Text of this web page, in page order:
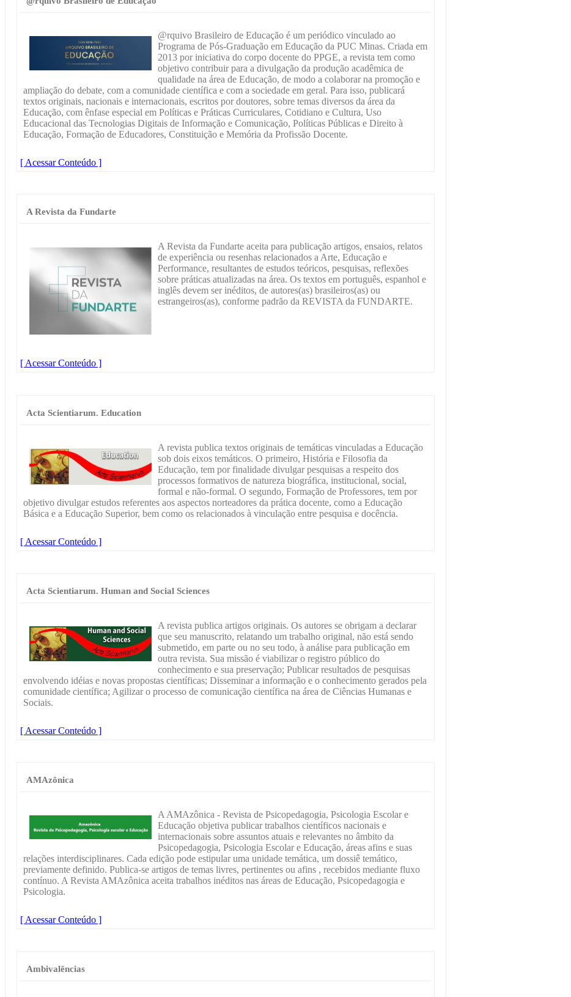
@rquivo Brasileiro de Educação é um periódico vinculado ao
Programa de Pós-Graduação em Educação da PUC Minas. Criada em
2013 por iniciativa do corpo docente do PPGE, a revista tem como
objetivo contribuir para a divulgação da produção acadêmica de
qualidade na área de Educação, de modo a colaborar na promoção e
ampliação do debate, com a comunidade científica e com a sociedade em geral. Para isso, publicará
textos originais, nacionais e internacionais, escritos por doutores, sobre temas diversos da área da
Educação, com ênfase especial em Políticas e Práticas Curriculares, Cotidiano e Cultura, Uso
Educacional das Tecnologias Digitais de Informação e Comunicação, Políticas Públicas e Direito à
Educação, Formação de Educadores, Constituição e Memória da Profissão Docente.
[ Acessar Conteúdo ]
A Revista da Fundarte
A Revista da Fundarte aceita para publicação artigos, ensaios, relatos
de experiência ou resenhas relacionados a Arte, Educação e
Performance, resultantes de estudos teóricos, pesquisas, reflexões
sobre práticas atualizadas na área. Os textos em português, espanhol e
inglês devem ser inéditos, de autores(as) brasileiros(as) ou
estrangeiros(as), conforme padrão da REVISTA da FUNDARTE.
[ Acessar Conteúdo ]
Acta Scientiarum. Education
A revista publica textos originais de temáticas vinculadas a Educação
sob dois eixos temáticos. O primeiro, História e Filosofia da
Educação, tem por finalidade divulgar pesquisas a respeito dos
processos formativos de natureza biográfica, institucional, social,
formal e não-formal. O segundo, Formação de Professores, tem por
objetivo divulgar estudos referentes aos aspectos norteadores da prática docente, como a Educação
Básica e a Educação Superior, bem como os relacionados à vinculação entre pesquisa e docência.
[ Acessar Conteúdo ]
Acta Scientiarum. Human and Social Sciences
A revista publica artigos originais. Os autores se obrigam a declarar
que seu manuscrito, relatando um trabalho original, não está sendo
submetido, em parte ou no seu todo, à análise para publicação em
outra revista. Sua missão é viabilizar o registro público do
conhecimento e sua preservação; Publicar resultados de pesquisas
envolvendo idéias e novas propostas científicas; Disseminar a informação e o conhecimento gerados pela
comunidade científica; Agilizar o processo de comunicação científica na área de Ciências Humanas e
Sociais.
[ Acessar Conteúdo ]
AMAzônica
A AMAzônica - Revista de Psicopedagogia, Psicologia Escolar e
Educação objetiva publicar trabalhos científicos nacionais e
internacionais sobre assuntos atuais e relevantes no âmbito da
Psicopedagogia, Psicologia Escolar e Educação, áreas afins e suas
relações interdisciplinares. Cada edição pode estipular uma unidade temática, um dossiê temático,
previamente definido. Publica-se artigos de temas livres, pertinentes ou afins , recebidos mediante fluxo
contínuo. A Revista AMAzônica aceita trabalhos inéditos nas áreas de Educação, Psicopedagogia e
Psicologia.
[ Acessar Conteúdo ]
Ambivalências